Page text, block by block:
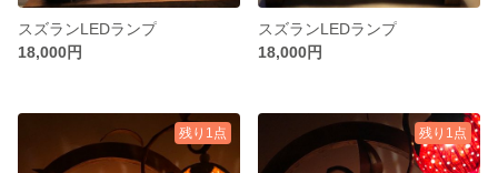
スズランLEDランプ
18,000円
スズランLEDランプ
18,000円
残り1点 残り1点